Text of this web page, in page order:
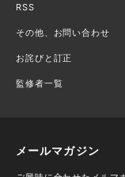
RSS
その他、お問い合わせ
お詫びと訂正
監修者一覧
メールマガジン